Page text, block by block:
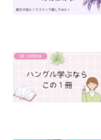
et cetera